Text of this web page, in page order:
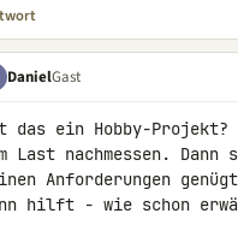
DanielGast
das ein Hobby-Projekt?
Last nachmessen.
Anforderungen
hilft - wie schon